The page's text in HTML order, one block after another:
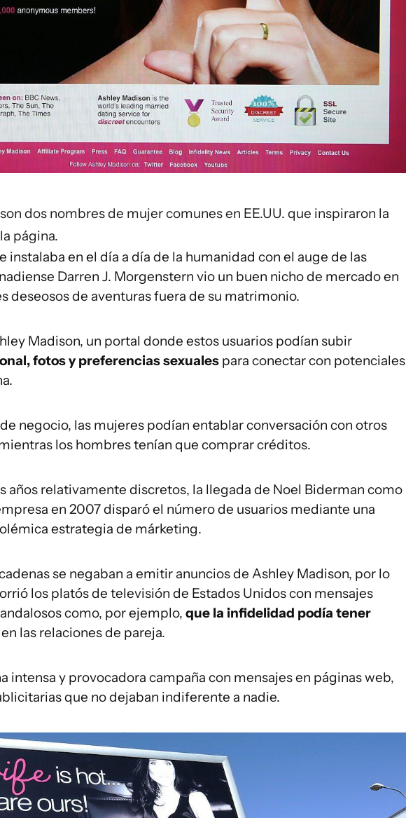
dos nombres de mujer comunes en EE.UU. que inspiraron la
página.
instalaba en el día a día de la humanidad con el auge de las
Darren J. Morgenstern vio un buen nicho de mercado en
deseosos de aventuras fuera de su matrimonio.
Madison, un portal donde estos usuarios podían subir
fotos y preferencias sexuales para conectar con potenciales
negocio, las mujeres podían entablar conversación con otros
los hombres tenían que comprar créditos.
años relativamente discretos, la llegada de Noel Biderman como
en 2007 disparó el número de usuarios mediante una
estrategia de márketing.
se negaban a emitir anuncios de Ashley Madison, por lo
los platós de televisión de Estados Unidos con mensajes
como, por ejemplo, que la infidelidad podía tener
en las relaciones de pareja.
intensa y provocadora campaña con mensajes en páginas web,
que no dejaban indiferente a nadie.